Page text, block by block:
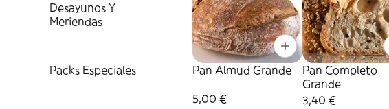
Desayunos Y
Meriendas
Packs Especiales Pan Almud Grande
5,00 €
Pan Completo
Grande
3,40 €